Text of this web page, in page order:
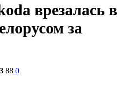
врезалась в
за
88 0